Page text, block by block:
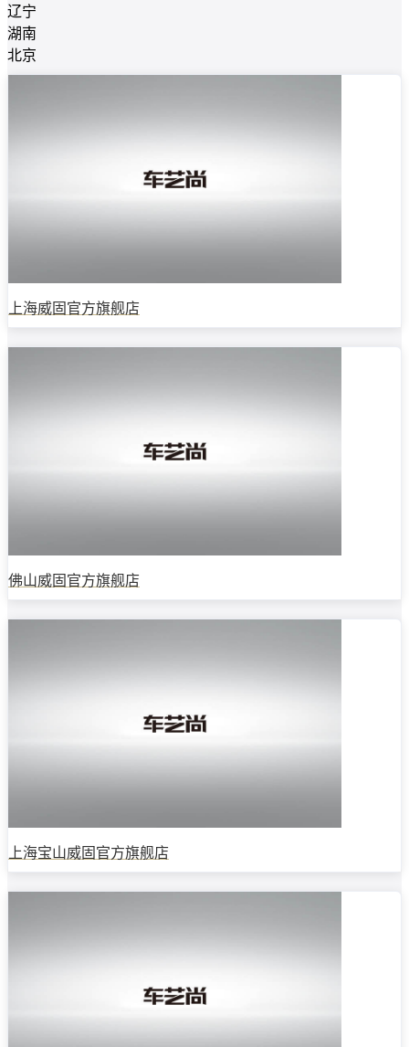
辽宁
湖南
北京
上海威固官方旗舰店
佛山威固官方旗舰店
上海宝山威固官方旗舰店